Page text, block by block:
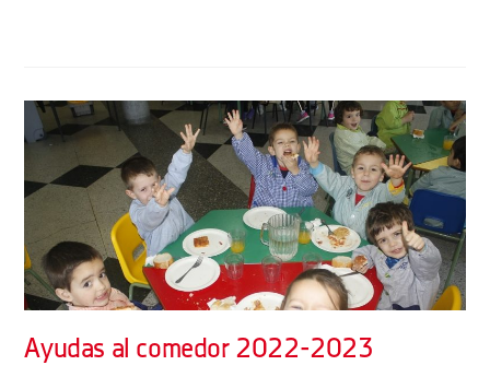
Ayudas al comedor 2022-2023